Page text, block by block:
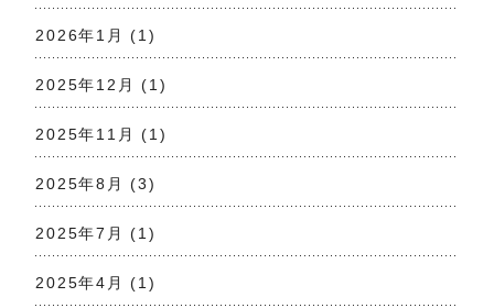
2026年1月 (1)
2025年12月 (1)
2025年11月 (1)
2025年8月 (3)
2025年7月 (1)
2025年4月 (1)